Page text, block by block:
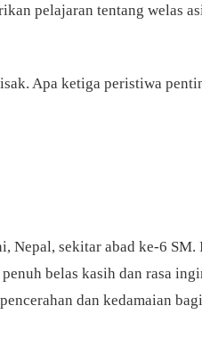
pelajaran tentang welas
Apa ketiga peristiwa
sekitar abad ke-6
belas kasih dan rasa
dan kedamaian